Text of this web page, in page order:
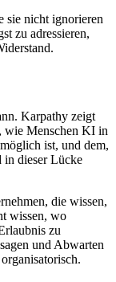
sie nicht ignorieren
zu adressieren,
Karpathy zeigt
wie Menschen KI in
ist, und dem,
in dieser Lücke
die wissen,
wissen, wo
zu
und Abwarten